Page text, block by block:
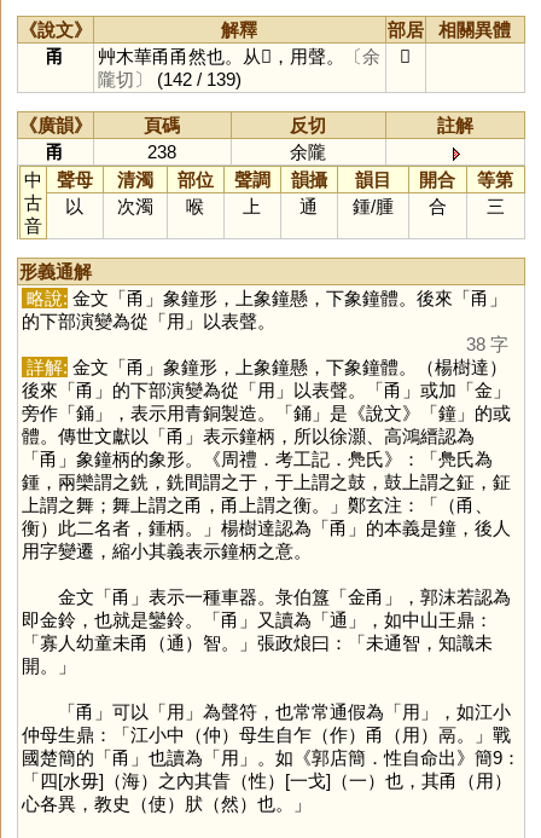
《說文》 解釋 部居
相關異體
甬
艸木華甬甬然也。从𢎘，用聲。
〔余
隴切〕
(142 / 139)
𢎘
《廣韻》 頁碼 反切
註解
甬
238
余隴
中
古
音
聲母 清濁 部位 聲調 韻攝 韻目 開合
等第
以
次濁 喉 上 通 鍾/腫 合 三
形義通解
略說: 金文「甬 」象鐘形，上象鐘懸，下象鐘體。後來「甬 」
的下部演變為從「用 」以表聲。
38 字
詳解: 金文「甬 」象鐘形，上象鐘懸，下象鐘體。（楊樹達）
後來「甬 」的下部演變為從「用 」以表聲。「甬 」或加「金 」
旁作「銿」，表示用青銅製造。「銿」是《說文》「鐘」的或
體。傳世文獻以「甬 」表示鐘柄，所以徐灝、高鴻縉認為
「甬 」象鐘柄的象形。《周禮．考工記．鳧氏》：「鳧氏為
鍾，兩欒謂之銑，銑間謂之于，于上謂之鼓，鼓上謂之鉦，鉦
上謂之舞；舞上謂之甬，甬上謂之衡。」鄭玄注：「（甬、
衡）此二名者，鍾柄。」楊樹達認為「甬 」的本義是鐘，後人
用字變遷，縮小其義表示鐘柄之意。
金文「甬 」表示一種車器。彔伯簋「金甬」，郭沫若認為
即金鈴，也就是鑾鈴。「甬 」又讀為「通 」，如中山王鼎：
「寡人幼童未甬（通）智。」張政烺曰：「未通智，知識未
開。」
「甬 」可以「用 」為聲符，也常常通假為「用 」，如江小
仲母生鼎：「江小中（仲）母生自乍（作）甬（用）鬲。」戰
國楚簡的「甬 」也讀為「用 」。如《郭店簡．性自命出》簡9：
「四[水毋]（海）之內其眚（性）[一戈]（一）也，其甬（用）
心各異，教史（使）肰（然）也。」